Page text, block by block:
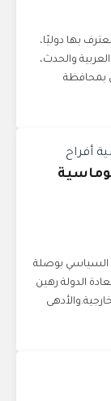
بها دوليًا،
والحدث،
بمحافظة
السياسي بوصلة
الدولة رهين